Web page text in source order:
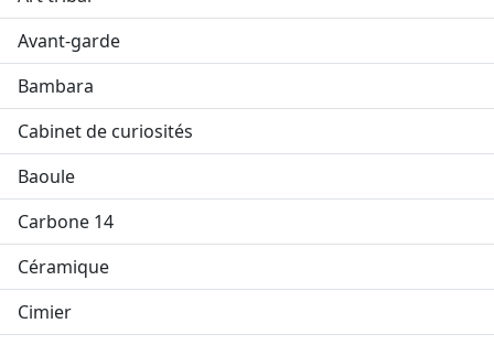
Avant-garde
Bambara
Cabinet de curiosités
Baoule
Carbone 14
Céramique
Cimier